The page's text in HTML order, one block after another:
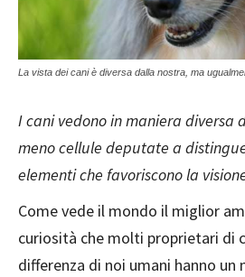
La vista dei cani è diversa dalla nostra, ma
I cani vedono in maniera diversa
meno cellule deputate a
elementi che favoriscono la
Come vede il mondo il miglior
curiosità che molti proprietari di
differenza di noi umani hanno un